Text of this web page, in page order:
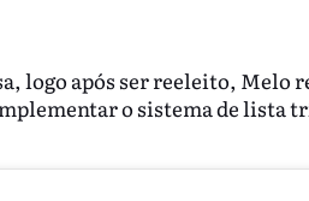
logo após ser reeleito, Melo
o sistema de lista